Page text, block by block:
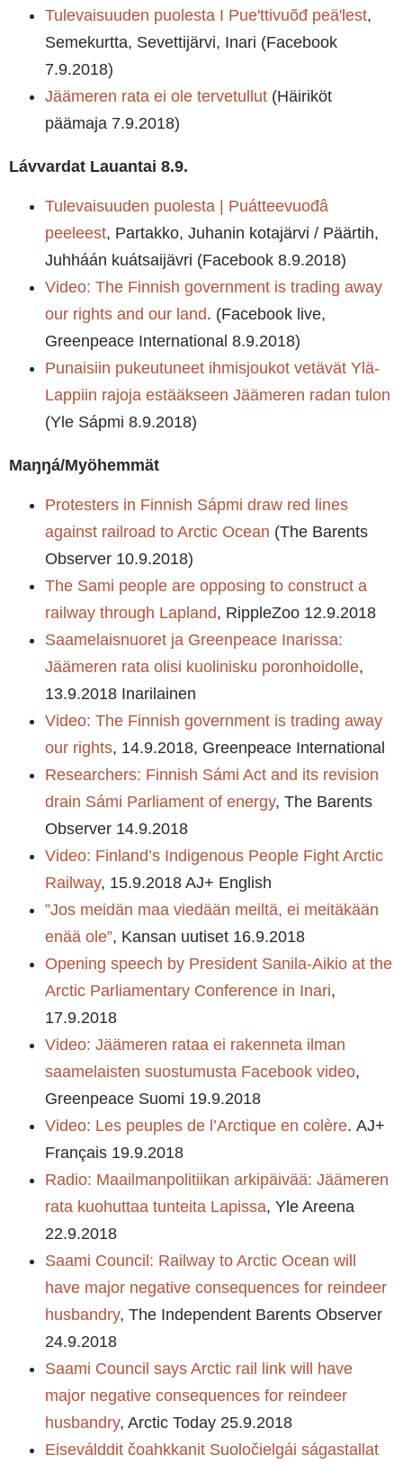
Tulevaisuuden puolesta I Pueʹttivuõđ peäʹlest,
Semekurtta, Sevettijärvi, Inari (Facebook
7.9.2018)
Jäämeren rata ei ole tervetullut (Häiriköt
päämaja 7.9.2018)
Lávvardat Lauantai 8.9.
Tulevaisuuden puolesta | Puátteevuođâ
peeleest, Partakko, Juhanin kotajärvi / Päärtih,
Juhháán kuátsaijävri (Facebook 8.9.2018)
Video: The Finnish government is trading away
our rights and our land. (Facebook live,
Greenpeace International 8.9.2018)
Punaisiin pukeutuneet ihmisjoukot vetävät Ylä-
Lappiin rajoja estääkseen Jäämeren radan tulon
(Yle Sápmi 8.9.2018)
Maŋŋá/Myöhemmät
Protesters in Finnish Sápmi draw red lines
against railroad to Arctic Ocean (The Barents
Observer 10.9.2018)
The Sami people are opposing to construct a
railway through Lapland, RippleZoo 12.9.2018
Saa­me­lais­nuo­ret ja Green­pe­a­ce Ina­ris­sa:
Jäämeren rata olisi kuolinisku poronhoidolle,
13.9.2018 Inarilainen
Video: The Finnish government is trading away
our rights, 14.9.2018, Greenpeace International
Researchers: Finnish Sámi Act and its revision
drain Sámi Parliament of energy, The Barents
Observer 14.9.2018
Video: Finland’s Indigenous People Fight Arctic
Railway, 15.9.2018 AJ+ English
”Jos meidän maa viedään meiltä, ei meitäkään
enää ole”, Kansan uutiset 16.9.2018
Opening speech by President Sanila-Aikio at the
Arctic Parliamentary Conference in Inari,
17.9.2018
Video: Jäämeren rataa ei rakenneta ilman
saamelaisten suostumusta Facebook video,
Greenpeace Suomi 19.9.2018
Video: Les peuples de l’Arctique en colère. AJ+
Français 19.9.2018
Radio: Maailmanpolitiikan arkipäivää: Jäämeren
rata kuohuttaa tunteita Lapissa, Yle Areena
22.9.2018
Saami Council: Railway to Arctic Ocean will
have major negative consequences for reindeer
husbandry, The Independent Barents Observer
24.9.2018
Saami Council says Arctic rail link will have
major negative consequences for reindeer
husbandry, Arctic Today 25.9.2018
Eiseválddit čoahkkanit Suoločielgái ságastallat